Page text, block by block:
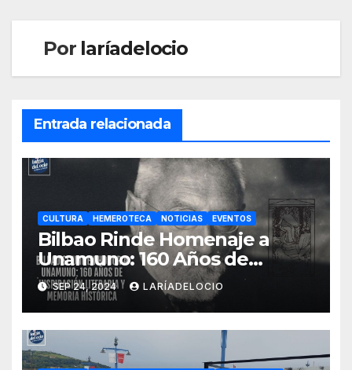
Por laríadelocio
Entrada relacionada
CULTURA HEMEROTECA NOTICIAS EVENTOS
Bilbao Rinde Homenaje a
Unamuno: 160 Años de
Legado Literario y 150 Años
de Resiliencia
SEP 24, 2024 LARÍADELOCIO